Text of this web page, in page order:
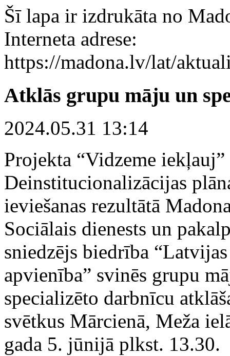
Šī lapa ir izdrukāta no
Interneta adrese:
https://madona.lv/lat/
Atklās grupu māju un
2024.05.31 13:14
Projekta “Vidzeme iekļauj”
Deinstitucionalizācijas
ieviešanas rezultātā
Sociālais dienests un
sniedzējs biedrība
apvienība” svinēs grupu
specializēto darbnīcu
svētkus Mārcienā, Meža
gada 5. jūnijā plkst. 13.30.